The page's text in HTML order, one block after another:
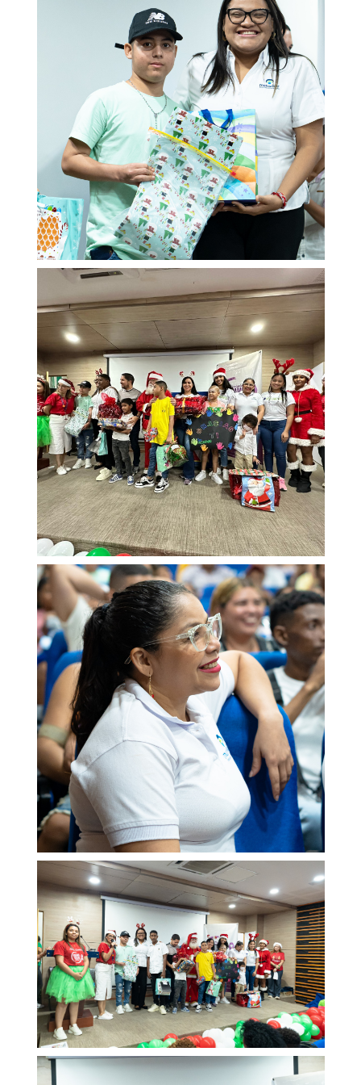
Participación social
SARLAFT/FPADM
Ley de transparencia
Nuestras sedes
Sala de prensa
Escríbenos tus PQRS